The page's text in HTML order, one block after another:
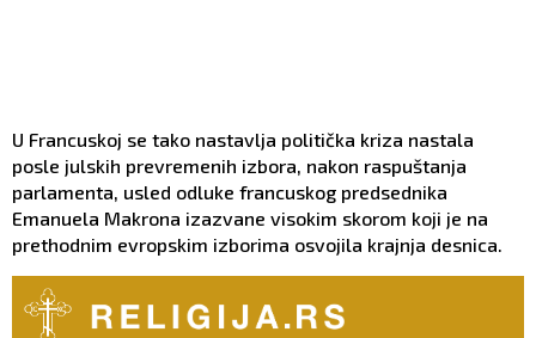
U Francuskoj se tako nastavlja politička kriza nastala
posle julskih prevremenih izbora, nakon raspuštanja
parlamenta, usled odluke francuskog predsednika
Emanuela Makrona izazvane visokim skorom koji je na
prethodnim evropskim izborima osvojila krajnja desnica.